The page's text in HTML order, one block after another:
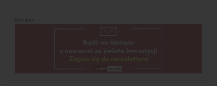
Reklama